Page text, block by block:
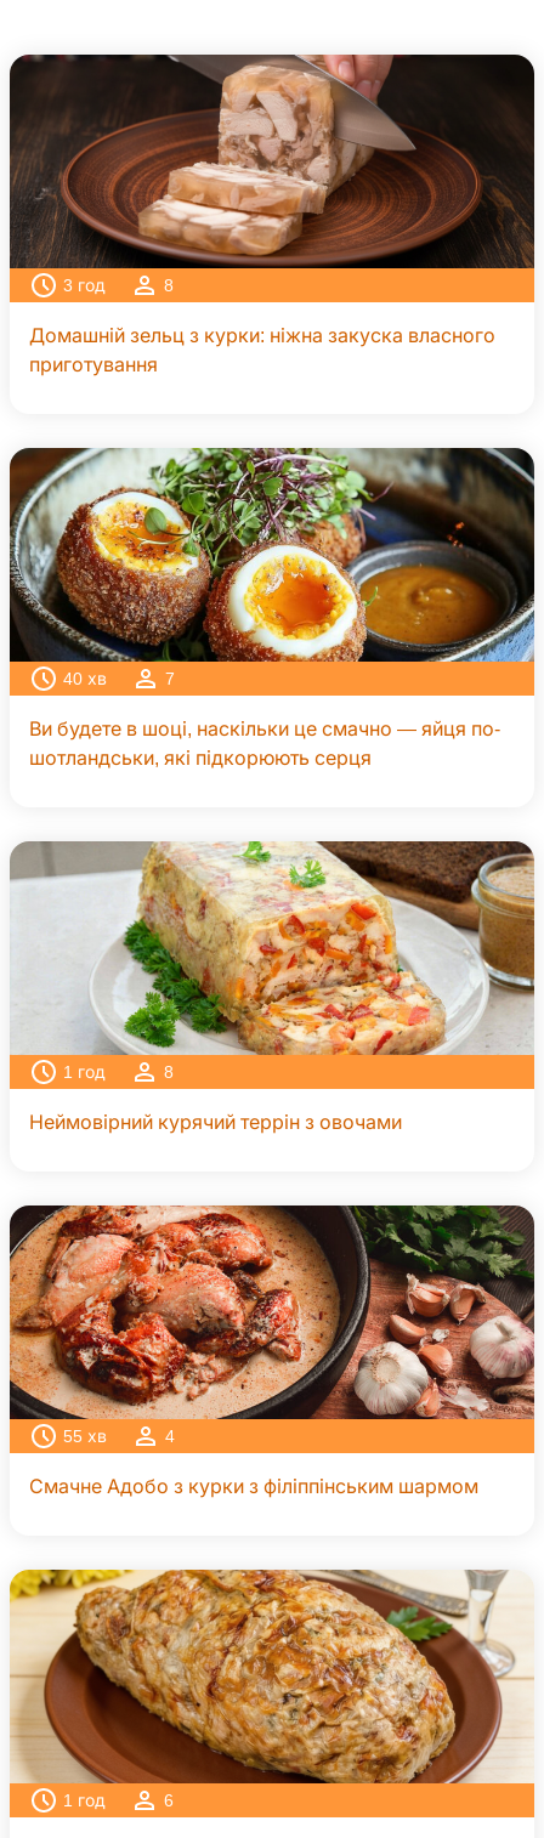
3 год 8
Домашній зельц з курки: ніжна закуска власного
приготування
40 хв 7
Ви будете в шоці, наскільки це смачно — яйця по-
шотландськи, які підкорюють серця
1 год 8
Неймовірний курячий террін з овочами
55 хв 4
Смачне Адобо з курки з філіппінським шармом
1 год 6